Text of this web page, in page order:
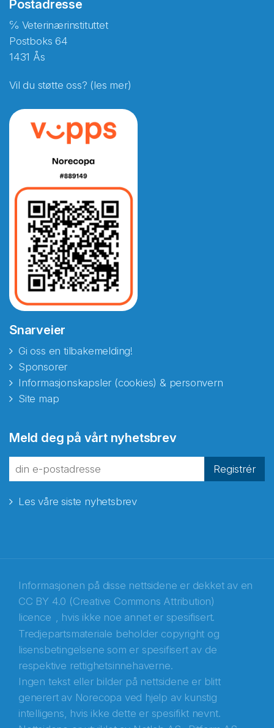
Postadresse
℅ Veterinærinstituttet
Postboks 64
1431 Ås
Vil du støtte oss? (les mer)
Snarveier
Gi oss en tilbakemelding!
Sponsorer
Informasjonskapsler (cookies) & personvern
Site map
Meld deg på vårt nyhetsbrev
Registrér
Les våre siste nyhetsbrev
Informasjonen på disse nettsidene er dekket av en
CC BY 4.0 (Creative Commons Attribution)
licence , hvis ikke noe annet er spesifisert.
Tredjepartsmateriale beholder copyright og
lisensbetingelsene som er spesifisert av de
respektive rettighetsinnehaverne.
Ingen tekst eller bilder på nettsidene er blitt
generert av Norecopa ved hjelp av kunstig
intelligens, hvis ikke dette er spesifikt nevnt.
fra Norecopa